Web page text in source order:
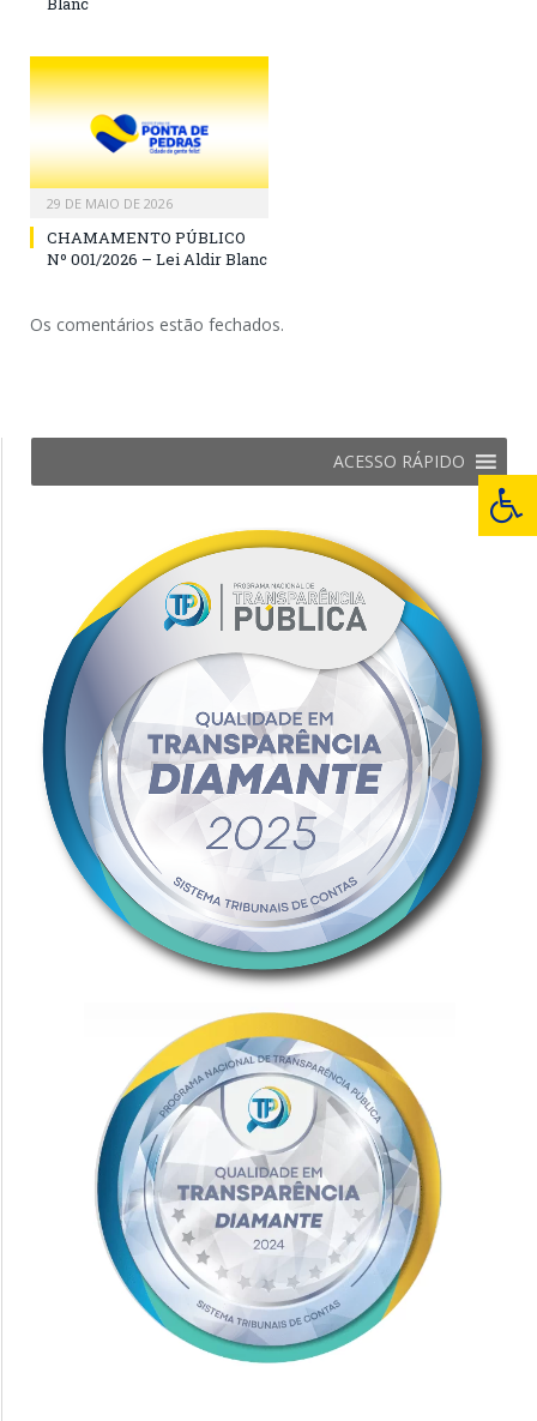
29 DE MAIO DE 2026
CHAMAMENTO PÚBLICO
Nº 001/2026 – Lei Aldir Blanc
Os comentários estão fechados.
ACESSO RÁPIDO